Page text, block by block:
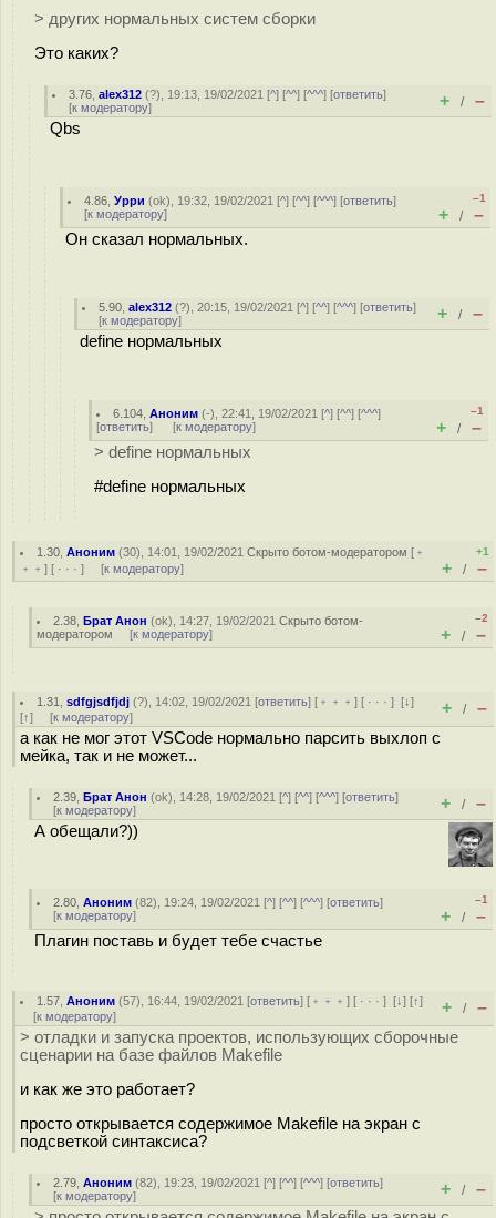
> других нормальных систем сборки
Это каких?
3.76 ,alex312 (?), 19:13, 19/02/2021 [^] [^^] [^^^] [ответить]
[к модератору] + / –
Qbs
4.86 ,Урри (ok), 19:32, 19/02/2021 [^] [^^] [^^^] [ответить]
[к модератору]
–1
+ / –
Он сказал нормальных.
5.90 ,alex312 (?), 20:15, 19/02/2021 [^] [^^] [^^^] [ответить]
[к модератору] + / –
define нормальных
6.104 ,Аноним (-), 22:41, 19/02/2021 [^] [^^] [^^^]
[ответить] [к модератору]
–1
+ / –
> define нормальных
#define нормальных
1.30 ,Аноним (30), 14:01, 19/02/2021Скрыто ботом-модератором [ ﹢
﹢﹢ ] [ · · · ] [к модератору]
+1
+ / –
2.38 ,Брат Анон (ok), 14:27, 19/02/2021Скрыто ботом-
модератором [к модератору]
–2
+ / –
1.31 ,sdfgjsdfjdj (?), 14:02, 19/02/2021 [ответить] [ ﹢﹢﹢] [ · · ·][↓]
[↑] [к модератору] + / –
а как не мог этот VSCode нормально парсить выхлоп с
мейка, так и не может...
2.39 ,Брат Анон (ok), 14:28, 19/02/2021 [^] [^^] [^^^] [ответить]
[к модератору] + / –
А обещали?))
2.80 ,Аноним (82), 19:24, 19/02/2021 [^] [^^] [^^^] [ответить]
[к модератору]
–1
+ / –
Плагин поставь и будет тебе счастье
1.57 ,Аноним (57), 16:44, 19/02/2021 [ответить] [ ﹢﹢﹢] [ · · ·][↓] [↑]
[к модератору] + / –
> отладки и запуска проектов, использующих сборочные
сценарии на базе файлов Makefile
и как же это работает?
просто открывается содержимое Makefile на экран с
подсветкой синтаксиса?
2.79 ,Аноним (82), 19:23, 19/02/2021 [^] [^^] [^^^] [ответить]
[к модератору] + / –